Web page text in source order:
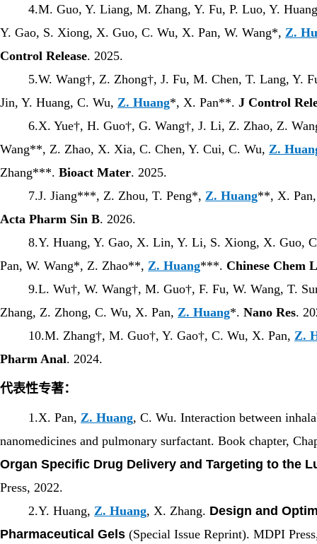
4.M. Guo, Y. Liang, M. Zhang, Y. Fu, P. Luo, Y.
Y. Gao, S. Xiong, X. Guo, C. Wu, X. Pan, W. Wang*, Z.
Control Release. 2025.
5.W. Wang†, Z. Zhong†, J. Fu, M. Chen, T. Lang, Y.
Jin, Y. Huang, C. Wu, Z. Huang*, X. Pan**. J Control
6.X. Yue†, H. Guo†, G. Wang†, J. Li, Z. Zhao, Z.
Wang**, Z. Zhao, X. Xia, C. Chen, Y. Cui, C. Wu, Z.
Zhang***. Bioact Mater. 2025.
7.J. Jiang***, Z. Zhou, T. Peng*, Z. Huang**, X.
Acta Pharm Sin B. 2026.
8.Y. Huang, Y. Gao, X. Lin, Y. Li, S. Xiong, X. Guo,
Pan, W. Wang*, Z. Zhao**, Z. Huang***. Chinese Chem
9.L. Wu†, W. Wang†, M. Guo†, F. Fu, W. Wang, T.
Zhang, Z. Zhong, C. Wu, X. Pan, Z. Huang*. Nano Res.
10.M. Zhang†, M. Guo†, Y. Gao†, C. Wu, X. Pan, Z.
Pharm Anal. 2024.
代表性专著：
1.X. Pan, Z. Huang, C. Wu. Interaction between
nanomedicines and pulmonary surfactant. Book chapter,
Organ Specific Drug Delivery and Targeting to the
Press, 2022.
2.Y. Huang, Z. Huang, X. Zhang. Design and
Pharmaceutical Gels (Special Issue Reprint). MDPI